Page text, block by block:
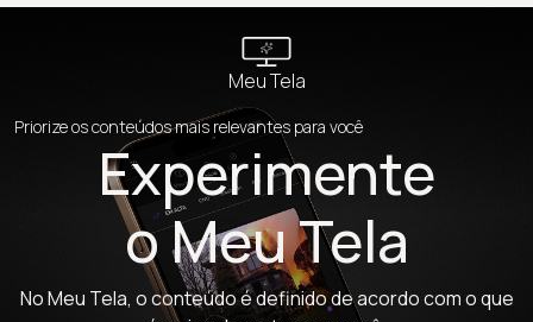
Meu Tela
Priorize os conteúdos mais relevantes para você
Experimente
o Meu Tela
No Meu Tela, o conteúdo é definido de acordo com o que